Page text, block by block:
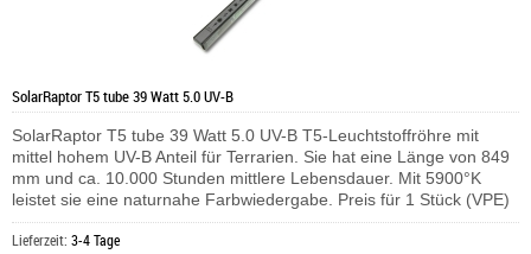
SolarRaptor T5 tube 39 Watt 5.0 UV-B
SolarRaptor T5 tube 39 Watt 5.0 UV-B T5-Leuchtstoffröhre mit
mittel hohem UV-B Anteil für Terrarien. Sie hat eine Länge von 849
mm und ca. 10.000 Stunden mittlere Lebensdauer. Mit 5900°K
leistet sie eine naturnahe Farbwiedergabe. Preis für 1 Stück (VPE)
Lieferzeit: 3-4 Tage